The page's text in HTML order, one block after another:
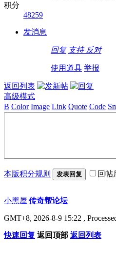
积分
48259
发消息
回复 支持 反对
使用道具 举报
返回列表
高级模式
B Color Image Link Quote Code
本版积分规则 发表回复 回帖
小黑屋|传奇帮论坛
GMT+8, 2026-8-9 15:22 ,
快速回复 返回顶部 返回列表